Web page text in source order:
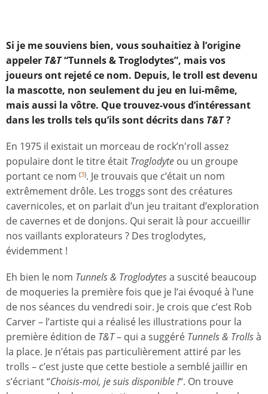
Si je me souviens bien, vous souhaitiez à l’origine
appeler T&T“Tunnels & Troglodytes”, mais vos
joueurs ont rejeté ce nom. Depuis, le troll est devenu
la mascotte, non seulement du jeu en lui-même,
mais aussi la vôtre. Que trouvez-vous d’intéressant
dans les trolls tels qu’ils sont décrits dans T&T?
En 1975 il existait un morceau de rock’n'roll assez
populaire dont le titre était Troglodyte ou un groupe
portant ce nom (3). Je trouvais que c’était un nom
extrêmement drôle. Les troggs sont des créatures
cavernicoles, et on parlait d’un jeu traitant d’exploration
de cavernes et de donjons. Qui serait là pour accueillir
nos vaillants explorateurs ? Des troglodytes,
évidemment !
Eh bien le nom Tunnels & Troglodytesa suscité beaucoup
de moqueries la première fois que je l’ai évoqué à l’une
de nos séances du vendredi soir. Je crois que c’est Rob
Carver – l’artiste qui a réalisé les illustrations pour la
première édition de T&T– qui a suggéré Tunnels & Trollsà
la place. Je n’étais pas particulièrement attiré par les
trolls – c’est juste que cette bestiole a semblé jaillir en
s’écriant “Choisis-moi, je suis disponible !“. On trouve